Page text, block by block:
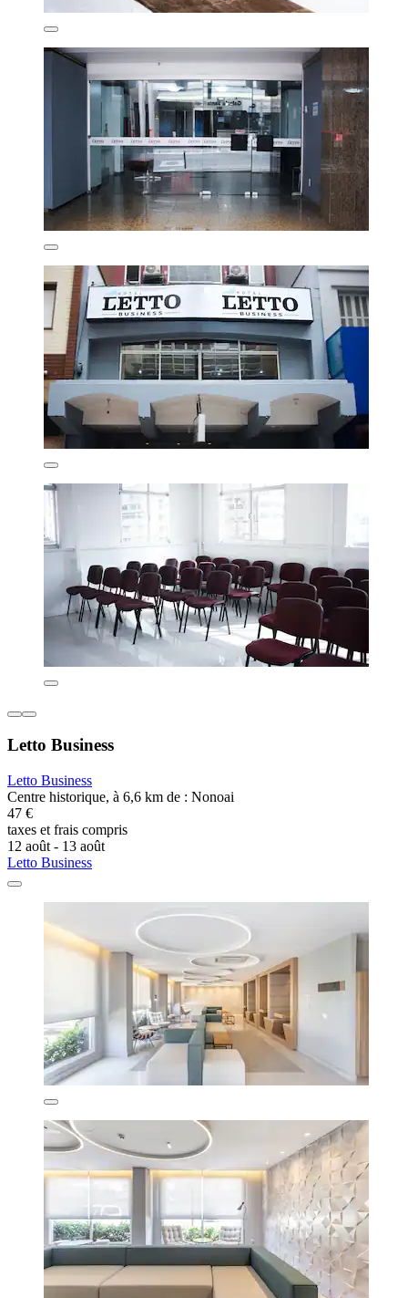
Letto Business
Letto Business
Centre historique, à 6,6 km de : Nonoai
47 €
taxes et frais compris
12 août - 13 août
Letto Business